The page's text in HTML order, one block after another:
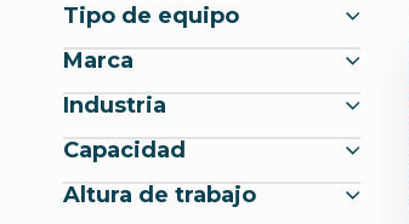
Tipo de equipo
Marca
Industria
Capacidad
Altura de trabajo